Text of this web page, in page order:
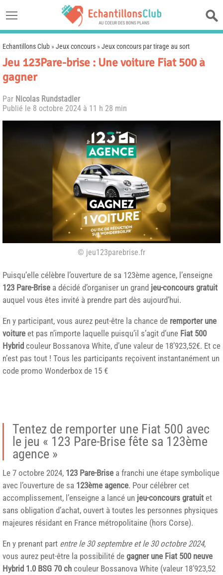
Echantillons Club »Jeux concours »Jeux concours par tirage au sort
Jeu 123Pare-brise : Une voiture Fiat 500 à
gagner
Par Nicolas Rundstadler
Publié le 8 octobre 2024 à 11 h 28 min
© jeu123parebrise.fr
Puisqu’elle célèbre l’ouverture de sa 123ème agence, l’enseigne
123 Pare-Brise a décidé d’organiser un grand jeu-concours gratuit
auquel vous êtes invité à prendre part dès aujourd’hui.
En y participant, vous aurez peut-être la chance de remporter une
voiture et pas n’importe laquelle puisqu’il s’agit d’une Fiat 500
Hybrid couleur Bossanova White, d’une valeur de 18’923,52€. Et ce
n’est pas tout ! Tous les participants reçoivent instantanément un
code promo Wonderbox de 15 €
Tentez de remporter une Fiat 500 avec
le jeu « 123 Pare-Brise fête sa 123ème
agence »
Le 7 octobre 2024, 123 Pare-Brise a franchi une étape symbolique
avec l’ouverture de sa 123ème agence. Pour célébrer cet
accomplissement, l’enseigne a lancé un jeu-concours gratuit et
sans obligation d’achat, ouvert à toutes les personnes physiques
majeures résidant en France métropolitaine (hors Corse).
En y prenant part entre le 30 septembre et le 30 octobre 2024,
vous aurez peut-être la possibilité de gagner une Fiat 500 neuve
Hybrid 1.0 BSG 70 ch couleur Bossanova White (valeur 18’923,52